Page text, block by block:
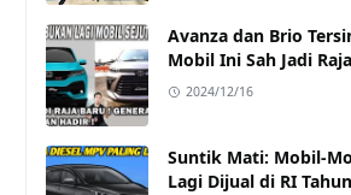
Avanza dan Brio
Mobil Ini Sah Jadi
2024/12/16
Suntik Mati: Mobil-
Lagi Dijual di RI